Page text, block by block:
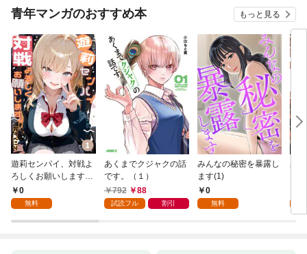
青年マンガのおすすめ本 もっと見る
遊莉センパイ、対戦よ
ろしくお願いします。
1 0
無料
あくまでクジャクの話
です。（１）
792
88
試読フル 割引
みんなの秘密を暴露し
ます(1)
0
無料
異